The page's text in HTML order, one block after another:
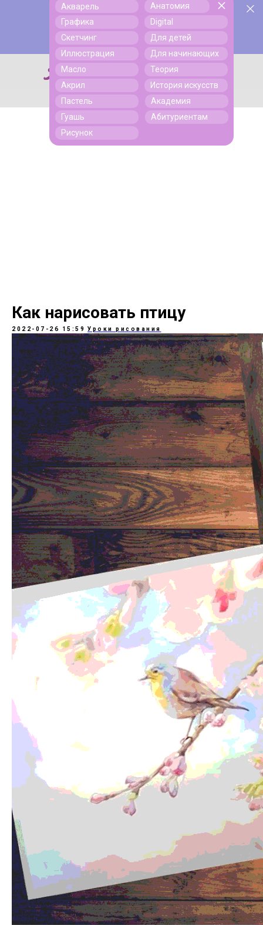
Поиск
Поиск
Акварель
Графика
Скетчинг
Иллюстрация
Масло
Акрил
Пастель
Гуашь
Рисунок
Анатомия
Digital
Для детей
Для начинающих
Теория
История искусств
Академия
Абитуриентам
Как нарисовать птицу
2022-07-26 15:59 Уроки рисования